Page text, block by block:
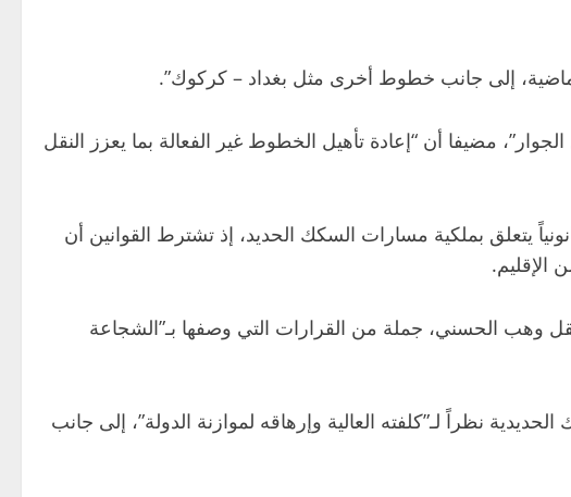
إلى جانب خطوط أخرى مثل بغداد – كركوك”.
مضيفا أن “إعادة تأهيل الخطوط غير الفعالة بما يعزز النقل
يتعلق بملكية مسارات السكك الحديد، إذ تشترط القوانين أن
الإقليم.
وهب الحسني، جملة من القرارات التي وصفها بـ”الشجاعة
نظراً لـ”كلفته العالية وإرهاقه لموازنة الدولة”، إلى جانب